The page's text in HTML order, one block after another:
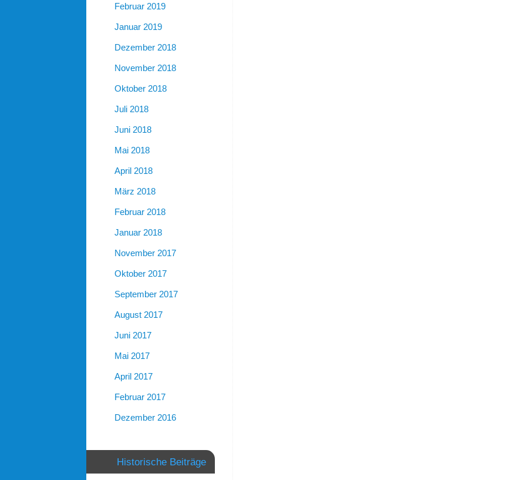
Februar 2019
Januar 2019
Dezember 2018
November 2018
Oktober 2018
Juli 2018
Juni 2018
Mai 2018
April 2018
März 2018
Februar 2018
Januar 2018
November 2017
Oktober 2017
September 2017
August 2017
Juni 2017
Mai 2017
April 2017
Februar 2017
Dezember 2016
Historische Beiträge